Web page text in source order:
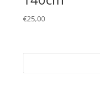
€25,00